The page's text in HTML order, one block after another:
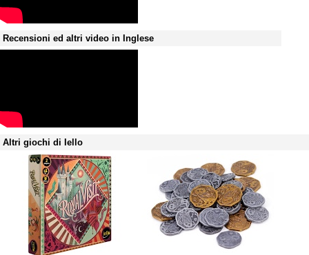
Recensioni ed altri video in Inglese
Altri giochi di Iello